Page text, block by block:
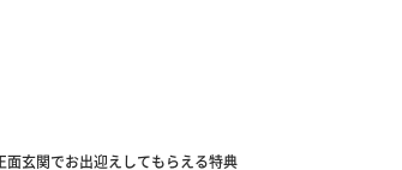
面玄関でお出迎えしてもらえる特典